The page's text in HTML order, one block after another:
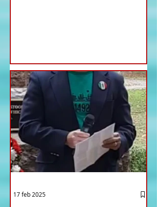
17 feb 2025